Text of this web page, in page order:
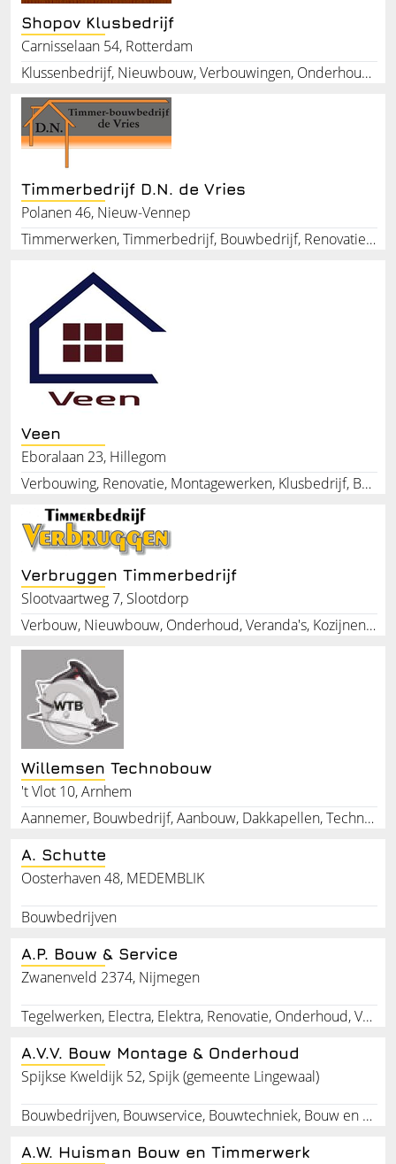
Shopov Klusbedrijf
Carnisselaan 54, Rotterdam
Klussenbedrijf, Nieuwbouw, Verbouwingen, Onderhoudsbedrijf, Badkamerrenovatie, Timmerwerken, Schilderwerken, Stucadoorswerken, Tegelwerken
Timmerbedrijf D.N. de Vries
Polanen 46, Nieuw-Vennep
Timmerwerken, Timmerbedrijf, Bouwbedrijf, Renovatiewerken, Bouwwerkzaamheden, Aannemer, Beglazing, Verbouwing, Uitbouw, Dakkapellen
Veen
Eboralaan 23, Hillegom
Verbouwing, Renovatie, Montagewerken, Klusbedrijf, Badkamerrenovatie, Keukenrenovatie, Kozijnen, Aannemer, Timmerwerken
Verbruggen Timmerbedrijf
Slootvaartweg 7, Slootdorp
Verbouw, Nieuwbouw, Onderhoud, Veranda's, Kozijnen, Ramen, Deuren, Wanden, Plafonds
Willemsen Technobouw
't Vlot 10, Arnhem
Aannemer, Bouwbedrijf, Aanbouw, Dakkapellen, Technobouw
A. Schutte
Oosterhaven 48, MEDEMBLIK
Bouwbedrijven
A.P. Bouw & Service
Zwanenveld 2374, Nijmegen
Tegelwerken, Electra, Elektra, Renovatie, Onderhoud, Verbouw, Nieuwbouw, Aanbouw, Arnhem, Nijmegen
A.V.V. Bouw Montage & Onderhoud
Spijkse Kweldijk 52, Spijk (gemeente Lingewaal)
Bouwbedrijven, Bouwservice, Bouwtechniek, Bouw en onderhoud
A.W. Huisman Bouw en Timmerwerk